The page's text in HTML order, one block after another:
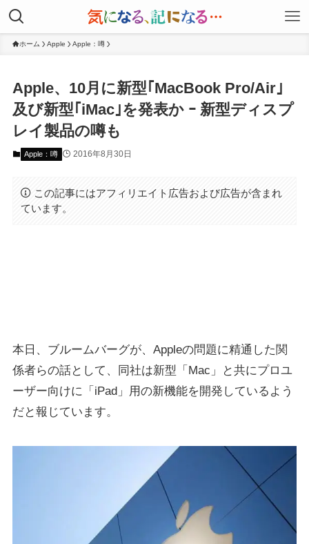
ホーム Apple Apple：噂
Apple、10月に新型｢MacBook Pro/Air｣
及び新型｢iMac｣を発表か ｰ 新型ディスプ
レイ製品の噂も
Apple：噂 2016年8月30日
この記事にはアフィリエイト広告および広告が含まれ
ています。
本日、ブルームバーグが、Appleの問題に精通した関
係者らの話として、同社は新型「Mac」と共にプロユ
ーザー向けに「iPad」用の新機能を開発しているよう
だと報じています。